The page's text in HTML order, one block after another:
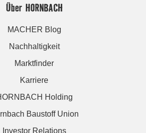
Über HORNBACH
MACHER Blog
Nachhaltigkeit
Marktfinder
Karriere
Holding
Baustoff Union
Investor Relations